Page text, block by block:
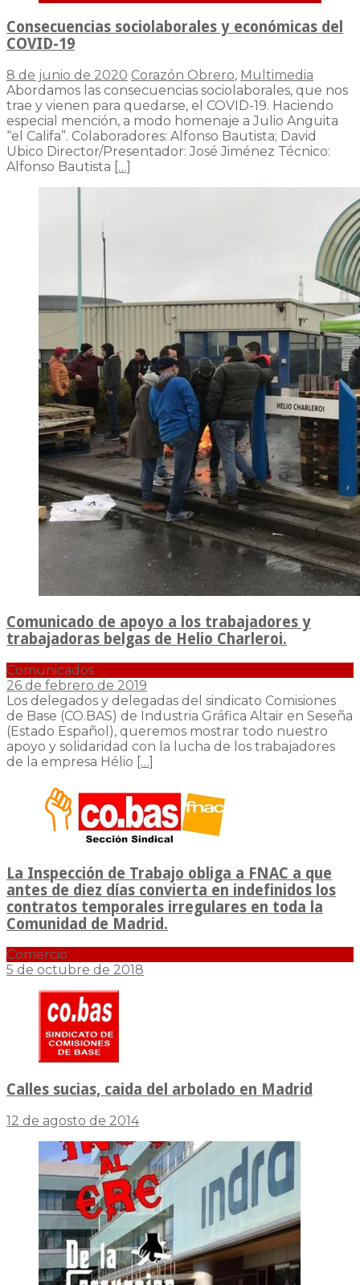
Consecuencias sociolaborales y económicas del
COVID-19
8 de junio de 2020 Corazón Obrero, Multimedia
Abordamos las consecuencias sociolaborales, que nos
trae y vienen para quedarse, el COVID-19. Haciendo
especial mención, a modo homenaje a Julio Anguita
“el Califa”. Colaboradores: Alfonso Bautista; David
Ubico Director/Presentador: José Jiménez Técnico:
Alfonso Bautista […]
Comunicado de apoyo a los trabajadores y
trabajadoras belgas de Helio Charleroi.
Comunicados
26 de febrero de 2019
Los delegados y delegadas del sindicato Comisiones
de Base (CO.BAS) de Industria Gráfica Altair en Seseña
(Estado Español), queremos mostrar todo nuestro
apoyo y solidaridad con la lucha de los trabajadores
de la empresa Hélio […]
La Inspección de Trabajo obliga a FNAC a que
antes de diez días convierta en indefinidos los
contratos temporales irregulares en toda la
Comunidad de Madrid.
Comercio
5 de octubre de 2018
Calles sucias, caida del arbolado en Madrid
12 de agosto de 2014